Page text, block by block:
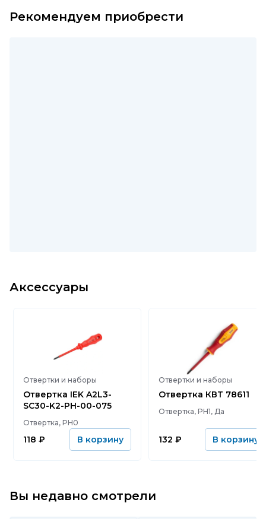
Рекомендуем приобрести
Аксессуары
Отвертки и наборы
Отвертка IEK A2L3-
SC30-K2-PH-00-075
Отвертка, PH0
118 ₽ В корзину
Отвертки и наборы
Отвертка КВТ 78611
Отвертка, PH1, Да
132 ₽ В корзину
Вы недавно смотрели